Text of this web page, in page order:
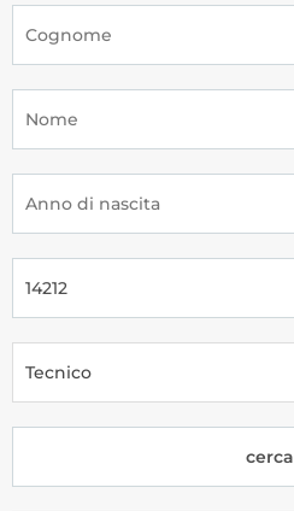
News
Olimpiadi
Atleti Poomsae e Freestyle
Tesseramento
Licenze WT
Formazione
Tecnico
cerca